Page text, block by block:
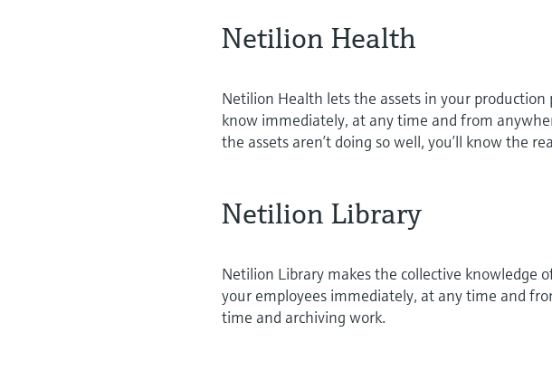
Netilion Health
Netilion Health lets the assets in your
know immediately, at any time and from
the assets aren’t doing so well, you’ll know the
Netilion Library
Netilion Library makes the collective knowledge
your employees immediately, at any time and
time and archiving work.